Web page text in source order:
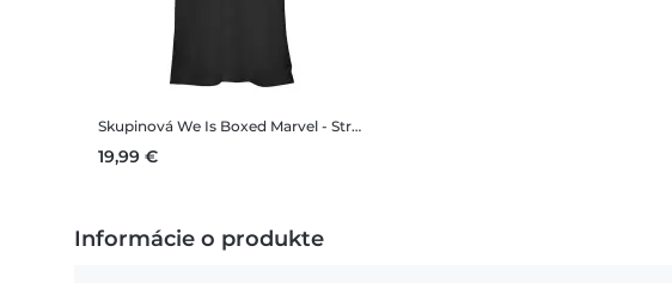
Skupinová We Is Boxed Marvel - Strážcovia Galaxie - Skupinová We Is Boxed - Dámske Tričko
19,99 €
Informácie o produkte